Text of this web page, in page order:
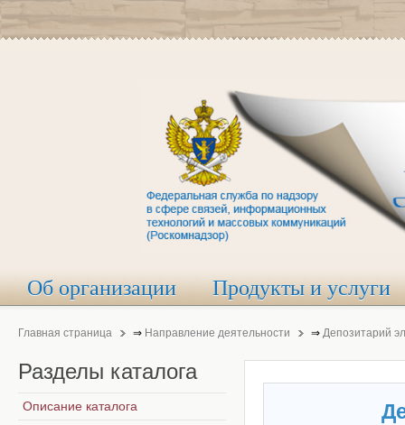
Об организации Продукты и услуги
Главная страница ⇒ Направление деятельности ⇒ Депозитарий
Разделы каталога
Описание каталога